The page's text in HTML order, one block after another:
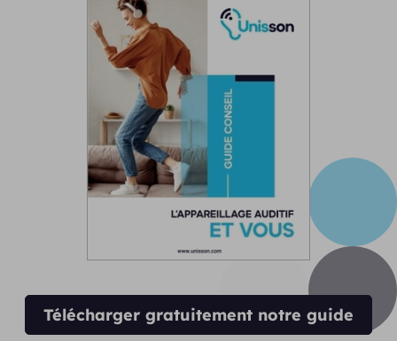
Télécharger gratuitement notre guide